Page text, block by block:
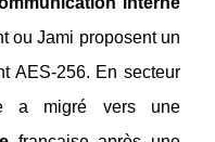
ou Jami proposent un
AES-256. En secteur
a migré vers une